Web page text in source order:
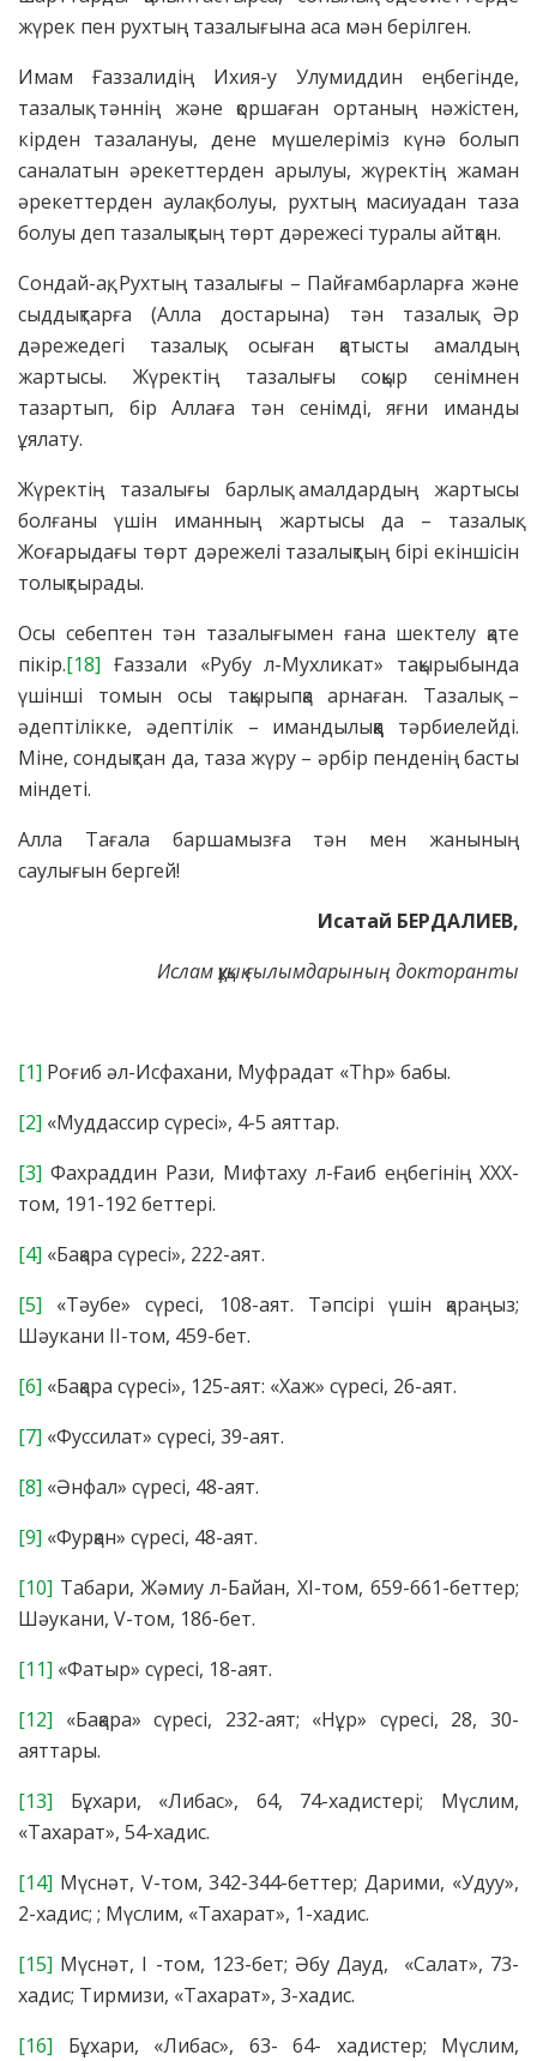
жүрек пен рухтың тазалығына аса мән берілген.
Имам Ғаззалидің Ихия-у Улумиддин еңбегінде,
тазалық тәннің және қоршаған ортаның нәжістен,
кірден тазалануы, дене мүшелеріміз күнә болып
саналатын әрекеттерден арылуы, жүректің жаман
әрекеттерден аулақ болуы, рухтың масиуадан таза
болуы деп тазалықтың төрт дәрежесі туралы айтқан.
Сондай-ақ, Рухтың тазалығы – Пайғамбарларға және
сыддықтарға (Алла достарына) тән тазалық. Әр
дәрежедегі тазалық, осыған қатысты амалдың
жартысы. Жүректің тазалығы соқыр сенімнен
тазартып, бір Аллаға тән сенімді, яғни иманды
ұялату.
Жүректің тазалығы барлық амалдардың жартысы
болғаны үшін иманның жартысы да – тазалық.
Жоғарыдағы төрт дәрежелі тазалықтың бірі екіншісін
толықтырады.
Осы себептен тән тазалығымен ғана шектелу қате
пікір.[18] Ғаззали «Рубу л-Мухликат» тақырыбында
үшінші томын осы тақырыпқа арнаған. Тазалық –
әдептілікке, әдептілік – имандылыққа тәрбиелейді.
Міне, сондықтан да, таза жүру – әрбір пенденің басты
міндеті.
Алла Тағала баршамызға тән мен жанының
саулығын бергей!
Исатай БЕРДАЛИЕВ,
Ислам құқық ғылымдарының докторанты
[1] Роғиб әл-Исфахани, Муфрадат «Тһр» бабы.
[2] «Муддассир сүресі», 4-5 аяттар.
[3] Фахраддин Рази, Мифтаху л-Ғаиб еңбегінің XXX-
том, 191-192 беттері.
[4] «Бақара сүресі», 222-аят.
[5] «Тәубе» сүресі, 108-аят. Тәпсірі үшін қараңыз;
Шәукани ІІ-том, 459-бет.
[6] «Бақара сүресі», 125-аят: «Хаж» сүресі, 26-аят.
[7] «Фуссилат» сүресі, 39-аят.
[8] «Әнфал» сүресі, 48-аят.
[9] «Фурқан» сүресі, 48-аят.
[10] Табари, Жәмиу л-Байан, XI-том, 659-661-беттер;
Шәукани, V-том, 186-бет.
[11] «Фатыр» сүресі, 18-аят.
[12] «Бақара» сүресі, 232-аят; «Нұр» сүресі, 28, 30-
аяттары.
[13] Бұхари, «Либас», 64, 74-хадистері; Мүслим,
«Тахарат», 54-хадис.
[14] Мүснәт, V-том, 342-344-беттер; Дарими, «Удуу»,
2-хадис; ; Мүслим, «Тахарат», 1-хадис.
[15] Мүснәт, I -том, 123-бет; Әбу Дауд, «Салат», 73-
хадис; Тирмизи, «Тахарат», 3-хадис.
[16] Бұхари, «Либас», 63- 64- хадистер; Мүслим,